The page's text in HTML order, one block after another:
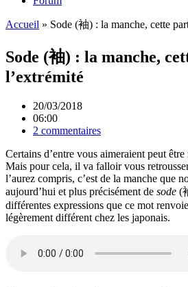
Accueil » Sode (袖) : la manche, cette
Sode (袖) : la manche,
l’extrémité
20/03/2018
06:00
2 commentaires
Certains d’entre vous aimeraient peut
Mais pour cela, il va falloir vous
l’aurez compris, c’est de la manche que
aujourd’hui et plus précisément de sode (
différentes expressions que ce mot
légèrement différent chez les japonais.